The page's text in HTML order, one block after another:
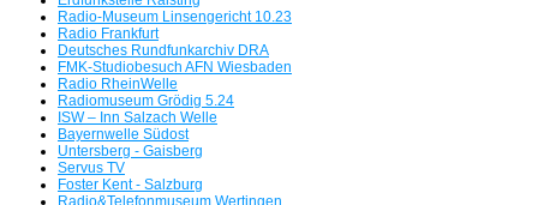
Radio-Museum Linsengericht 10.23
Radio Frankfurt
Deutsches Rundfunkarchiv DRA
FMK-Studiobesuch AFN Wiesbaden
Radio RheinWelle
Radiomuseum Grödig 5.24
ISW – Inn Salzach Welle
Bayernwelle Südost
Untersberg - Gaisberg
Servus TV
Foster Kent - Salzburg
Radio&Telefonmuseum Wertingen